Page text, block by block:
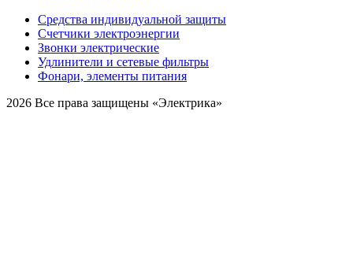
Средства индивидуальной защиты
Счетчики электроэнергии
Звонки электрические
Удлинители и сетевые фильтры
Фонари, элементы питания
2026 Все права защищены «Электрика»